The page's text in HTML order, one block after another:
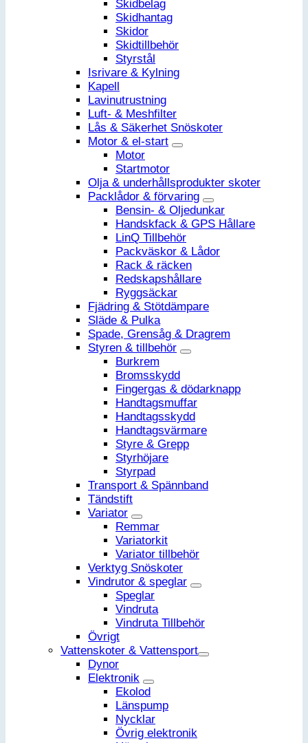
Skidbelag
Skidhantag
Skidor
Skidtillbehör
Styrstål
Isrivare & Kylning
Kapell
Lavinutrustning
Luft- & Meshfilter
Lås & Säkerhet Snöskoter
Motor & el-start
Motor
Startmotor
Olja & underhållsprodukter skoter
Packlådor & förvaring
Bensin- & Oljedunkar
Handskfack & GPS Hållare
LinQ Tillbehör
Packväskor & Lådor
Rack & räcken
Redskapshållare
Ryggsäckar
Fjädring & Stötdämpare
Släde & Pulka
Spade, Grensåg & Dragrem
Styren & tillbehör
Burkrem
Bromsskydd
Fingergas & dödarknapp
Handtagsmuffar
Handtagsskydd
Handtagsvärmare
Styre & Grepp
Styrhöjare
Styrpad
Transport & Spännband
Tändstift
Variator
Remmar
Variatorkit
Variator tillbehör
Verktyg Snöskoter
Vindrutor & speglar
Speglar
Vindruta
Vindruta Tillbehör
Övrigt
Vattenskoter & Vattensport
Dynor
Elektronik
Ekolod
Länspump
Nycklar
Övrig elektronik